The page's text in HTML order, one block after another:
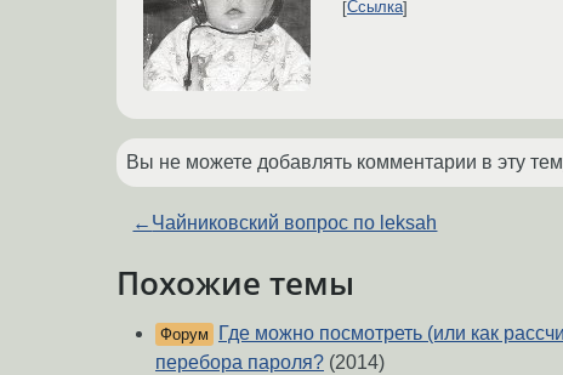
Ссылка
Вы не можете добавлять комментарии в эту
← Чайниковский вопрос по leksah
Похожие темы
Форум
Где можно посмотреть (или как
перебора пароля? (2014)